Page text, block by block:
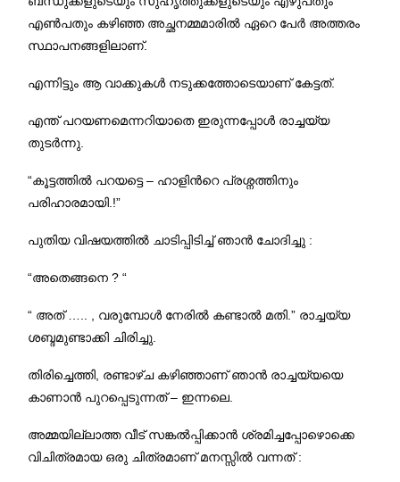
എണ്‍പതും കഴിഞ്ഞ അച്ഛനമ്മമാരില്‍ ഏറെ പേർ അത്തരം
സ്ഥാപനങ്ങളിലാണ്.
എന്നിട്ടും ആ വാക്കുകള്‍ നടുക്കത്തോടെയാണ് കേട്ടത്.
എന്ത് പറയണമെന്നറിയാതെ ഇരുന്നപ്പോള്‍ രാച്ചയ്യ
തുടര്‍ന്നു.
“കൂട്ടത്തില്‍ പറയട്ടെ – ഹാളിന്‍റെ പ്രശ്നത്തിനും
പരിഹാരമായി.!”
പുതിയ വിഷയത്തില്‍ ചാടിപ്പിടിച്ച് ഞാന്‍ ചോദിച്ചു :
“അതെങ്ങനെ ? “
“ അത് ….. , വരുമ്പോള്‍ നേരില്‍ കണ്ടാല്‍ മതി.” രാച്ചയ്യ
ശബ്ദമുണ്ടാക്കി ചിരിച്ചു.
തിരിച്ചെത്തി, രണ്ടാഴ്ച കഴിഞ്ഞാണ് ഞാന്‍ രാച്ചയ്യയെ
കാണാന്‍ പുറപ്പെടുന്നത് – ഇന്നലെ.
അമ്മയില്ലാത്ത വീട് സങ്കല്‍പ്പിക്കാന്‍ ശ്രമിച്ചപ്പോഴൊക്കെ
വിചിത്രമായ ഒരു ചിത്രമാണ് മനസ്സില്‍ വന്നത് :